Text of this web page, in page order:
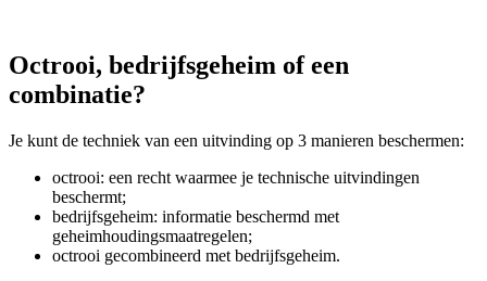
Octrooi, bedrijfsgeheim of een
combinatie?
Je kunt de techniek van een uitvinding op 3 manieren beschermen:
octrooi: een recht waarmee je technische uitvindingen
beschermt;
bedrijfsgeheim: informatie beschermd met
geheimhoudingsmaatregelen;
octrooi gecombineerd met bedrijfsgeheim.